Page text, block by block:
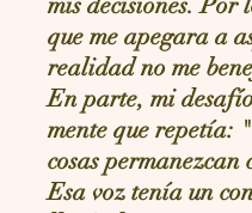
que me apegara a
realidad no me
En parte, mi
mente que repetía:
cosas permanezcan
Esa voz tenía un